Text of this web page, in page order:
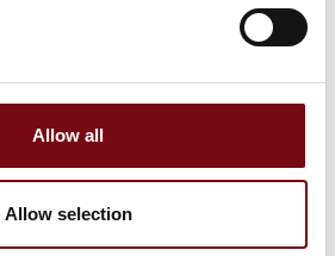
Allow all
Allow selection